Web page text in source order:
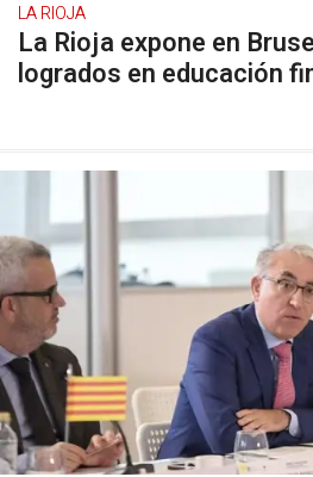
LA RIOJA
La Rioja expone en
logrados en educación